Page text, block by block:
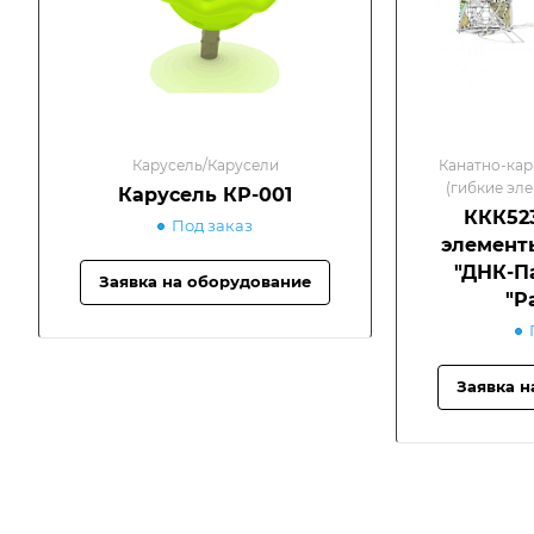
Карусель/Карусели
Карусель КР-001
Под заказ
Заявка на оборудование
Канатно-
(гибкие
"ДНК-
Заявка